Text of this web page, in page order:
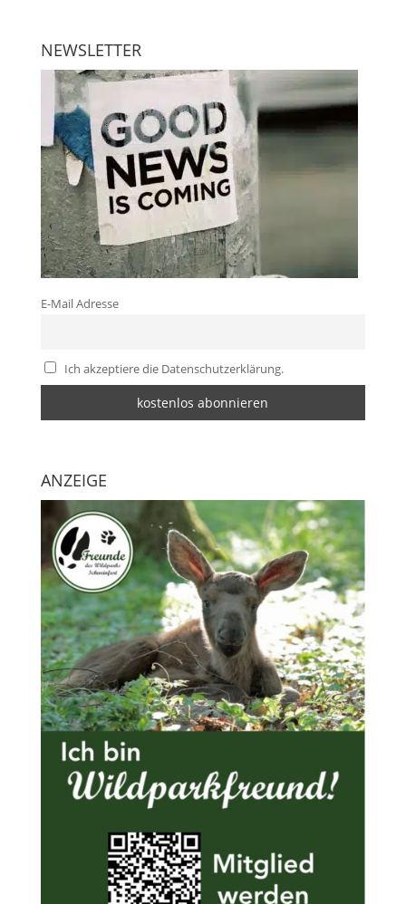
NEWSLETTER
E-Mail Adresse
Ich akzeptiere die Datenschutzerklärung.
ANZEIGE